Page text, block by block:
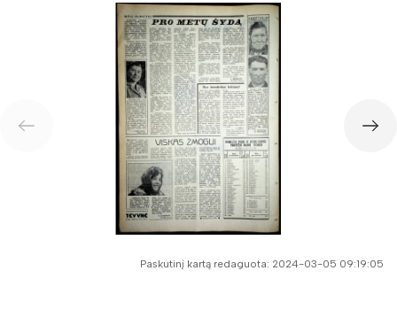
Paskutinį kartą redaguota: 2024-03-05 09:19:05